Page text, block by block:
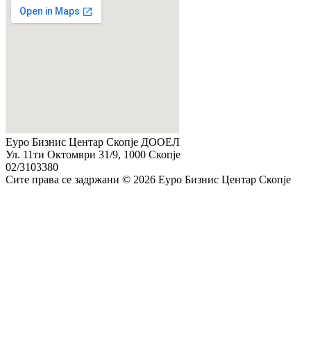
Еуро Бизнис Центар Скопје ДООЕЛ
Ул. 11ти Октомври 31/9, 1000 Скопје
02/3103380
Сите права се задржани © 2026 Еуро Бизнис Центар Скопје